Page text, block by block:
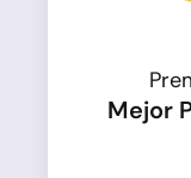
Mejor